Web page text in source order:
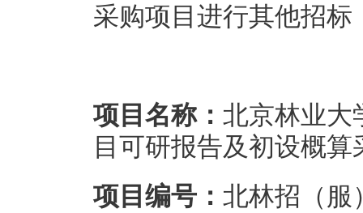
采购项目进行其他招
项目名称： 北京林业大
目可研报告及初设概算
项目编号： 北林招（服